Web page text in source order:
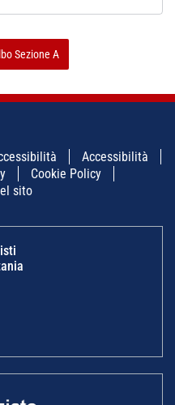
Sezione A
Accessibilità
Cookie Policy
sito